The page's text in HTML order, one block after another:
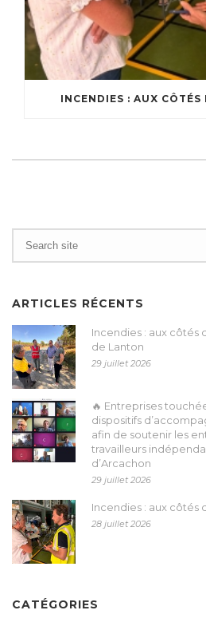
INCENDIES : AUX CÔTÉS
ARTICLES RÉCENTS
Incendies : aux côtés
de Lanton
29 juillet 2026
🔥 Entreprises
dispositifs
afin de soutenir les
travailleurs
d’Arcachon
29 juillet 2026
Incendies : aux côtés
28 juillet 2026
CATÉGORIES